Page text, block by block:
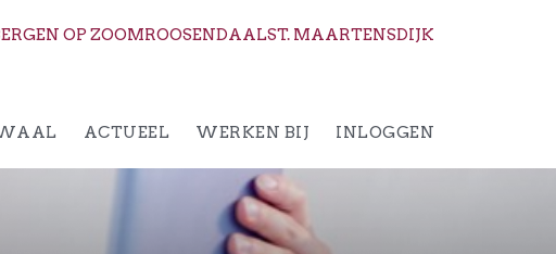
OP ZOOMROOSENDAALST. MAARTENSDIJK
ACTUEEL WERKEN BIJ INLOGGEN